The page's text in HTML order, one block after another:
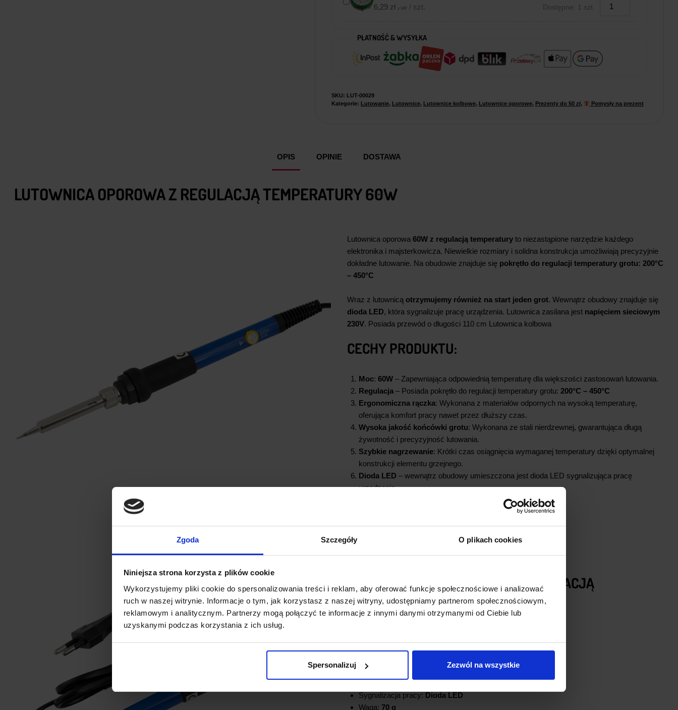
Zgoda Szczegóły O plikach cookies
Niniejsza strona korzysta z plików cookie
Wykorzystujemy pliki cookie do spersonalizowania treści i reklam, aby oferować funkcje społecznościowe i analizować
ruch w naszej witrynie. Informacje o tym, jak korzystasz z naszej witryny, udostępniamy partnerom społecznościowym,
reklamowym i analitycznym. Partnerzy mogą połączyć te informacje z innymi danymi otrzymanymi od Ciebie lub
uzyskanymi podczas korzystania z ich usług.
Spersonalizuj Zezwól na wszystkie
6,29 zł z VAT / szt. Dostępne: 1 szt.
PŁATNOŚĆ & WYSYŁKA
SKU:
LUT-00029
Kategorie:
Lutowanie, Lutownice, Lutownice kolbowe, Lutownice oporowe, Prezenty do 50 zł, Pomysły na prezent
OPIS OPINIE DOSTAWA
LUTOWNICA OPOROWA Z REGULACJĄ TEMPERATURY 60W
Lutownica oporowa 60W z regulacją temperatury to niezastąpione narzędzie każdego
elektronika i majsterkowicza. Niewielkie rozmiary i solidna konstrukcja umożliwiają precyzyjnie
dokładne lutowanie. Na obudowie znajduje się pokrętło do regulacji temperatury grotu: 200°C
– 450°C
Wraz z lutownicą otrzymujemy również na start jeden grot. Wewnątrz obudowy znajduje się
dioda LED, która sygnalizuje pracę urządzenia. Lutownica zasilana jest napięciem sieciowym
230V. Posiada przewód o długości 110 cm Lutownica kolbowa
CECHY PRODUKTU:
Moc: 60W – Zapewniająca odpowiednią temperaturę dla większości zastosowań lutowania.
Regulacja– Posiada pokrętło do regulacji temperatury grotu: 200°C – 450°C
Ergonomiczna rączka: Wykonana z materiałów odpornych na wysoką temperaturę,
oferująca komfort pracy nawet przez dłuższy czas.
Wysoka jakość końcówki grotu: Wykonana ze stali nierdzewnej, gwarantująca długą
żywotność i precyzyjność lutowania.
Szybkie nagrzewanie: Krótki czas osiągnięcia wymaganej temperatury dzięki optymalnej
konstrukcji elementu grzejnego.
Dioda LED – wewnątrz obudowy umieszczona jest dioda LED sygnalizująca pracę
urządzenia
SPECYFIKACJA LUTOWNICA Z REGULACJĄ
TEMPERATURY
Regulowana temperatura grotu:
200°C – 450°C
Sygnalizacja pracy: Dioda LED
Waga: 70 g